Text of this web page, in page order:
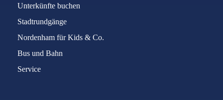
Unterkünfte buchen
Stadtrundgänge
Nordenham für Kids & Co.
Bus und Bahn
Service